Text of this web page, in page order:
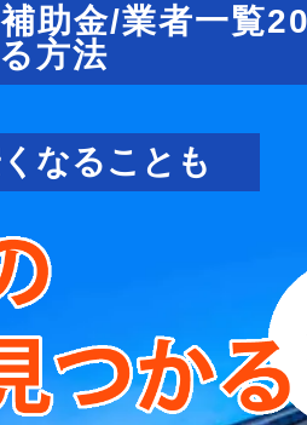
助金/業者一覧
方法
なることも